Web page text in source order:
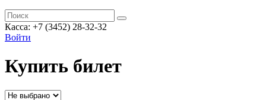
Касса: +7 (3452) 28-32-32
Войти
Купить билет